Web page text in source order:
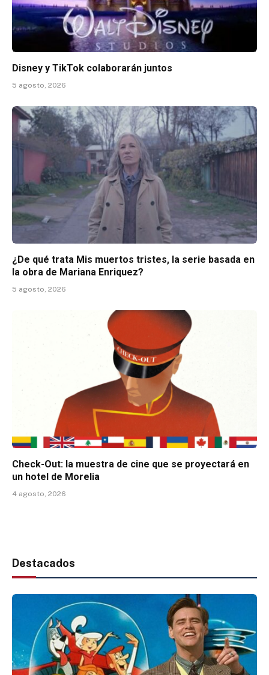
Disney y TikTok colaborarán juntos
5 agosto, 2026
¿De qué trata Mis muertos tristes, la serie basada en
la obra de Mariana Enriquez?
5 agosto, 2026
Check-Out: la muestra de cine que se proyectará en
un hotel de Morelia
4 agosto, 2026
Destacados